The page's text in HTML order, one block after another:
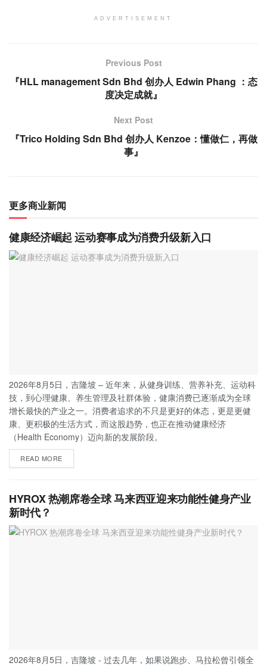
ADVERTISEMENT
Previous Post
『HLL management Sdn Bhd 创办人 Edwin Phang ：态
度决定成就』
Next Post
『Trico Holding Sdn Bhd 创办人 Kenzoe：懂做仁，再做
事』
更多商业新闻
健康经济崛起 运动赛事成为消费升级新入口
2026年8月5日，吉隆坡 – 近年来，从健身训练、营养补充、运动科
技，到心理健康、养生管理及社群体验，健康消费已逐渐成为全球
增长最快的产业之一。消费者追求的不只是更好的体态，更是更健
康、更积极的生活方式，而这股趋势，也正在推动健康经济
（Health Economy）迈向新的发展阶段。
READ MORE
HYROX 热潮席卷全球 马来西亚迎来功能性健身产业
新时代？
2026年8月5日，吉隆坡 - 过去几年，如果说跑步、马拉松曾引领全